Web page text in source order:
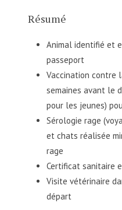
Résumé
Animal identifié et
passeport
Vaccination contre
semaines avant le
pour les jeunes)
Sérologie rage
et chats réalisée
rage
Certificat sanitaire
Visite vétérinaire
départ